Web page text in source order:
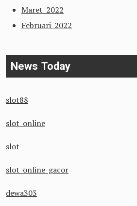
Maret 2022
Februari 2022
News Today
slot88
slot online
slot
slot online gacor
dewa303